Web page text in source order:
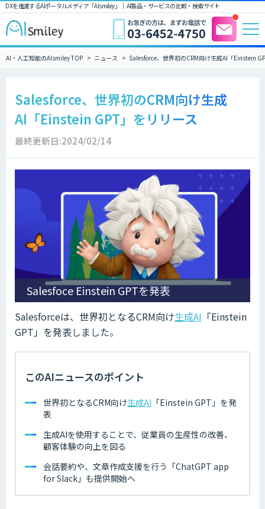
DXを推進するAIポータルメディア「AIsmiley」｜ AI製品・サービスの比較・検索サイト
AI・人工知能のAIsmiley TOP ニュース Salesforce、世界初のCRM向け生成AI「Einstein
Salesforce、世界初のCRM向け生成
AI「Einstein GPT」をリリース
最終更新日:2024/02/14
Salesfoce Einstein GPTを発表
Salesforceは、世界初となるCRM向け生成AI 「Einstein
GPT」を発表しました。
このAIニュースのポイント
世界初となるCRM向け生成AI 「Einstein GPT」を発
表
生成AIを使用することで、従業員の生産性の改善、
顧客体験の向上を図る
会話要約や、文章作成支援を行う「ChatGPT app
for Slack」も提供開始へ